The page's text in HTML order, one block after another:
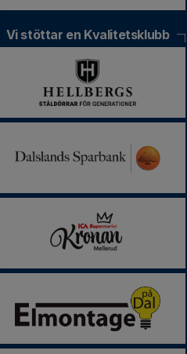
Vi stöttar en Kvalitetsklubb